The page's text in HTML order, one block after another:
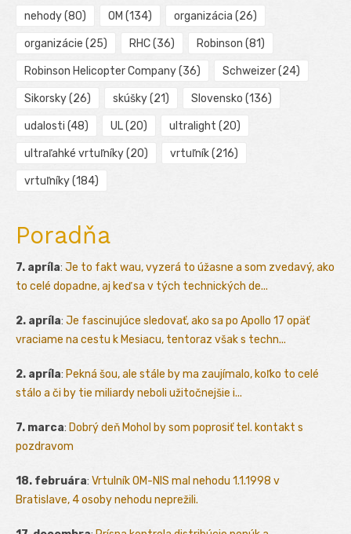
nehody(80) OM (134) organizácia (26)
organizácie (25) RHC(36) Robinson (81)
Robinson Helicopter Company(36) Schweizer(24)
Sikorsky(26) skúšky(21) Slovensko (136)
udalosti (48) UL(20) ultralight (20)
ultraľahké vrtuľníky(20) vrtuľník(216)
vrtuľníky(184)
Poradňa
7. apríla: Je to fakt wau, vyzerá to úžasne a som zvedavý, ako
to celé dopadne, aj keď sa v tých technických de...
2. apríla: Je fascinujúce sledovať, ako sa po Apollo 17 opäť
vraciame na cestu k Mesiacu, tentoraz však s techn...
2. apríla: Pekná šou, ale stále by ma zaujímalo, koľko to celé
stálo a či by tie miliardy neboli užitočnejšie i...
7. marca: Dobrý deň Mohol by som poprosiť tel. kontakt s
pozdravom
18. februára: Vrtulník OM-NIS mal nehodu 1.1.1998 v
Bratislave, 4 osoby nehodu neprežili.